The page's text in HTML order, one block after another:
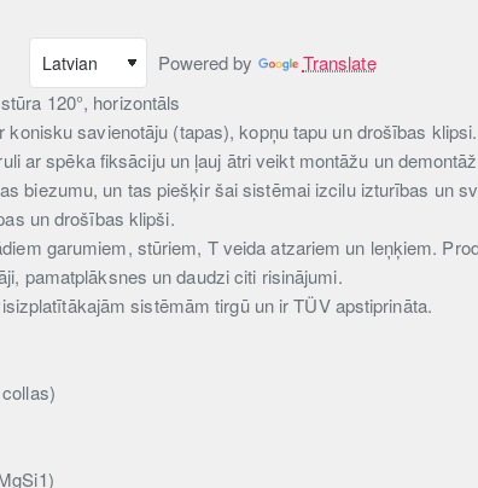
Powered by
Translate
120°, horizontāls
savienotāju (tapas), kopņu tapu un drošības
ar spēka fiksāciju un ļauj ātri veikt montāžu un
biezumu, un tas piešķir šai sistēmai izcilu izturības un
un drošības klipši.
garumiem, stūriem, T veida atzariem un leņķiem.
pamatplāksnes un daudzi citi risinājumi.
sistēmām tirgū un ir TÜV apstiprināta.